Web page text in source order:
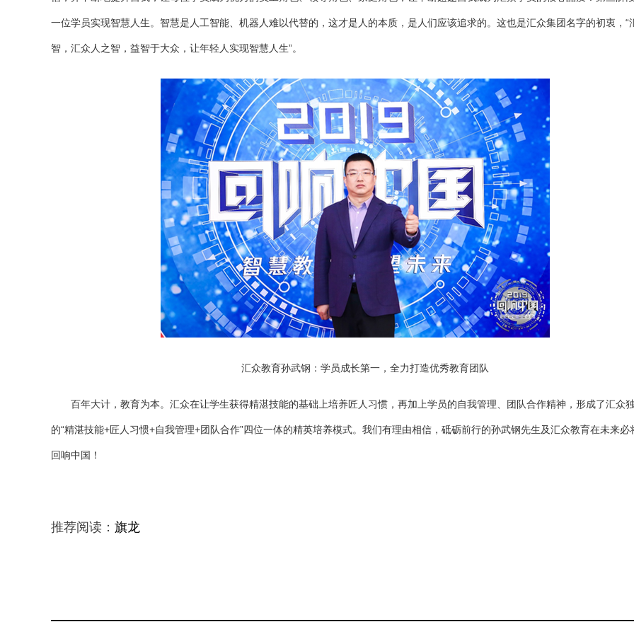
一位学员实现智慧人生。智慧是人工智能、机器人难以代替的，这才是人的本质，是人们应该追求的。这也是汇众集团名字的初衷，“
智，汇众人之智，益智于大众，让年轻人实现智慧人生”。
汇众教育孙武钢：学员成长第一，全力打造优秀教育团队
百年大计，教育为本。汇众在让学生获得精湛技能的基础上培养匠人习惯，再加上学员的自我管理、团队合作精神，形成了汇众
的“精湛技能+匠人习惯+自我管理+团队合作”四位一体的精英培养模式。我们有理由相信，砥砺前行的孙武钢先生及汇众教育在未来必
回响中国！
推荐阅读： 旗龙